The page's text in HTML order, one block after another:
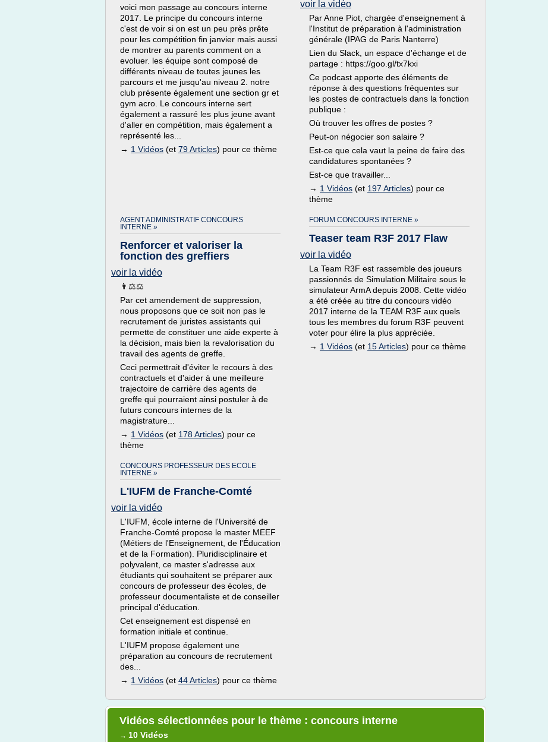
voici mon passage au concours interne
2017. Le principe du concours interne
c'est de voir si on est un peu près prête
pour les compétition fin janvier mais aussi
de montrer au parents comment on a
evoluer. les équipe sont composé de
différents niveau de toutes jeunes les
parcours et me jusqu'au niveau 2. notre
club présente également une section gr et
gym acro. Le concours interne sert
également a rassuré les plus jeune avant
d'aller en compétition, mais également a
représenté les...
→ 1 Vidéos (et 79 Articles) pour ce thème
voir la vidéo
Par Anne Piot, chargée d'enseignement à
l'Institut de préparation à l'administration
générale (IPAG de Paris Nanterre)
Lien du Slack, un espace d'échange et de
partage : https://goo.gl/tx7kxi
Ce podcast apporte des éléments de
réponse à des questions fréquentes sur
les postes de contractuels dans la fonction
publique :
Où trouver les offres de postes ?
Peut-on négocier son salaire ?
Est-ce que cela vaut la peine de faire des
candidatures spontanées ?
Est-ce que travailler...
→ 1 Vidéos (et 197 Articles) pour ce
thème
AGENT ADMINISTRATIF CONCOURS
INTERNE »
Renforcer et valoriser la
fonction des greffiers
voir la vidéo
👨⚖️⚖
Par cet amendement de suppression,
nous proposons que ce soit non pas le
recrutement de juristes assistants qui
permette de constituer une aide experte à
la décision, mais bien la revalorisation du
travail des agents de greffe.
Ceci permettrait d'éviter le recours à des
contractuels et d'aider à une meilleure
trajectoire de carrière des agents de
greffe qui pourraient ainsi postuler à de
futurs concours internes de la
magistrature...
→ 1 Vidéos (et 178 Articles) pour ce
thème
FORUM CONCOURS INTERNE »
Teaser team R3F 2017 Flaw
voir la vidéo
La Team R3F est rassemble des joueurs
passionnés de Simulation Militaire sous le
simulateur ArmA depuis 2008. Cette vidéo
a été créée au titre du concours vidéo
2017 interne de la TEAM R3F aux quels
tous les membres du forum R3F peuvent
voter pour élire la plus appréciée.
→ 1 Vidéos (et 15 Articles) pour ce thème
CONCOURS PROFESSEUR DES ECOLE
INTERNE »
L'IUFM de Franche-Comté
voir la vidéo
L'IUFM, école interne de l'Université de
Franche-Comté propose le master MEEF
(Métiers de l'Enseignement, de l'Éducation
et de la Formation). Pluridisciplinaire et
polyvalent, ce master s'adresse aux
étudiants qui souhaitent se préparer aux
concours de professeur des écoles, de
professeur documentaliste et de conseiller
principal d'éducation.
Cet enseignement est dispensé en
formation initiale et continue.
L'IUFM propose également une
préparation au concours de recrutement
des...
→ 1 Vidéos (et 44 Articles) pour ce thème
Vidéos sélectionnées pour le thème : concours interne
→ 10 Vidéos